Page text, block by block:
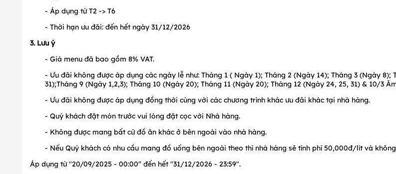
- Áp dụng từ T2 -> T6
- Thời hạn ưu đãi: đến hết ngày 31/12/2026
3. Lưu ý
- Giá menu đã bao gồm 8% VAT.
- Ưu đãi không được áp dụng các ngày lễ như: Tháng 1 ( Ngày 1); Tháng 2 (Ngày 14); Tháng 3 (Ngày
31);Tháng 9 (Ngày 1,2,3); Tháng 10 (Ngày 20); Tháng 11 (Ngày 20); Tháng 12 (Ngày 24, 25, 31) & 10/3
- Ưu đãi không được áp dụng đồng thời cùng với các chương trình khác ưu đãi khác tại nhà hàng.
- Quý khách đặt món trước vui lòng đặt cọc với Nhà hàng.
- Không được mang bất cứ đồ ăn khác ở bên ngoài vào nhà hàng.
- Nếu Quý khách có nhu cầu mang đồ uống bên ngoài theo thì nhà hàng sẽ tính phí 50,000đ/lít và
Áp dụng từ "20/09/2025 - 00:00" đến hết "31/12/2026 - 23:59".